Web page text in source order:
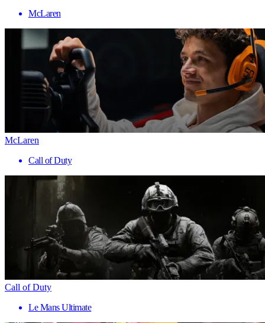
McLaren
McLaren
Call of Duty
Call of Duty
Le Mans Ultimate